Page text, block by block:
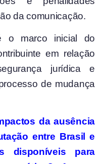
da comunicação.
o marco inicial do
em relação
jurídica e
de mudança
da ausência
entre Brasil e
disponíveis para